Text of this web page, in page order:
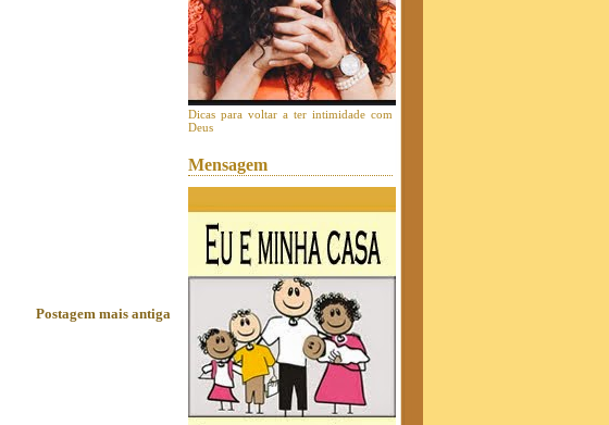
Postagem mais antiga
Dicas para voltar a ter intimidade com
Deus
Mensagem